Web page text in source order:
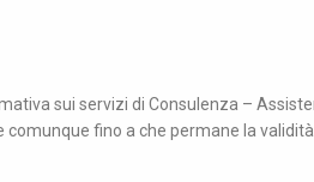
sui servizi di Consulenza –
fino a che permane la